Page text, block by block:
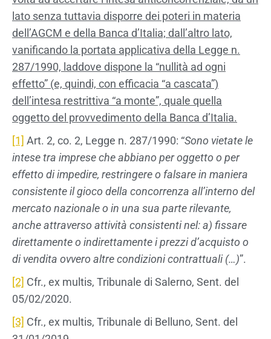
lato senza tuttavia disporre dei poteri in materia
dell’AGCM e della Banca d’Italia; dall’altro lato,
vanificando la portata applicativa della Legge n.
287/1990, laddove dispone la “nullità ad ogni
effetto” (e, quindi, con efficacia “a cascata”)
dell’intesa restrittiva “a monte”, quale quella
oggetto del provvedimento della Banca d’Italia.
[1] Art. 2, co. 2, Legge n. 287/1990: “Sono vietate le
intese tra imprese che abbiano per oggetto o per
effetto di impedire, restringere o falsare in maniera
consistente il gioco della concorrenza all’interno del
mercato nazionale o in una sua parte rilevante,
anche attraverso attività consistenti nel: a) fissare
direttamente o indirettamente i prezzi d’acquisto o
di vendita ovvero altre condizioni contrattuali (…)”.
[2] Cfr., ex multis, Tribunale di Salerno, Sent. del
05/02/2020.
[3] Cfr., ex multis, Tribunale di Belluno, Sent. del